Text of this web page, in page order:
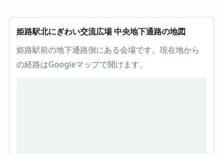
姫路駅北にぎわい交流広場 中央地下通路の地図
姫路駅前の地下通路側にある会場です。現在地から
の経路はGoogleマップで開けます。